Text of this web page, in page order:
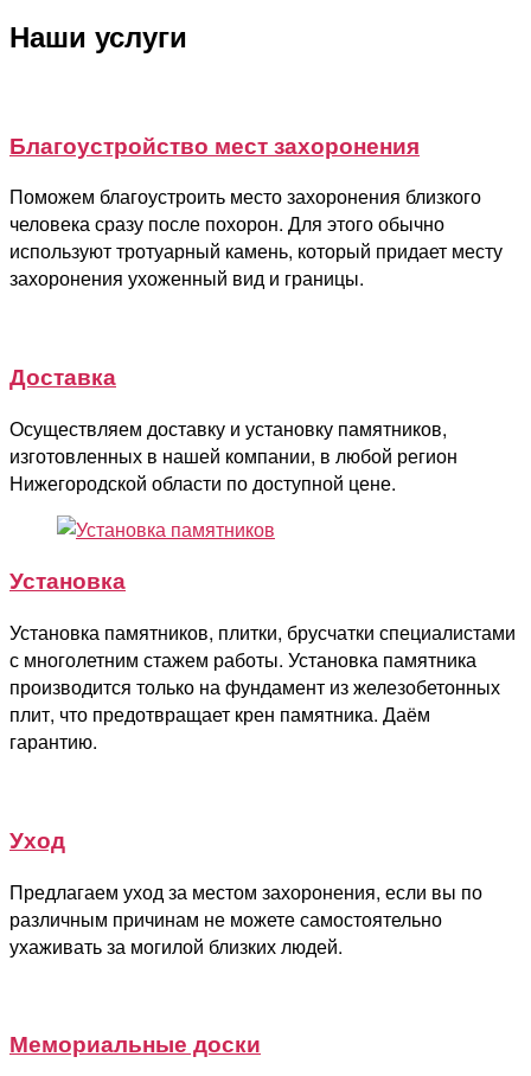
Наши услуги
Благоустройство мест захоронения
Поможем благоустроить место захоронения близкого
человека сразу после похорон. Для этого обычно
используют тротуарный камень, который придает месту
захоронения ухоженный вид и границы.
Доставка
Осуществляем доставку и установку памятников,
изготовленных в нашей компании, в любой регион
Нижегородской области по доступной цене.
Установка
Установка памятников, плитки, брусчатки специалистами
с многолетним стажем работы. Установка памятника
производится только на фундамент из железобетонных
плит, что предотвращает крен памятника. Даём
гарантию.
Уход
Предлагаем уход за местом захоронения, если вы по
различным причинам не можете самостоятельно
ухаживать за могилой близких людей.
Мемориальные доски